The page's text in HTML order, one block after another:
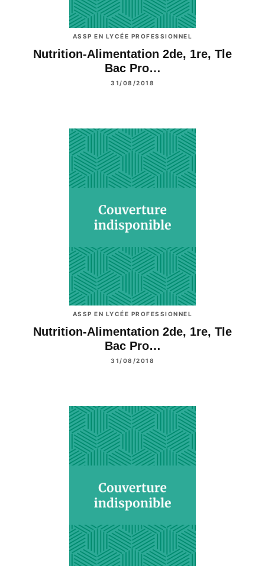
ASSP EN LYCÉE PROFESSIONNEL
Nutrition-Alimentation 2de, 1re, Tle
Bac Pro…
31/08/2018
ASSP EN LYCÉE PROFESSIONNEL
Nutrition-Alimentation 2de, 1re, Tle
Bac Pro…
31/08/2018